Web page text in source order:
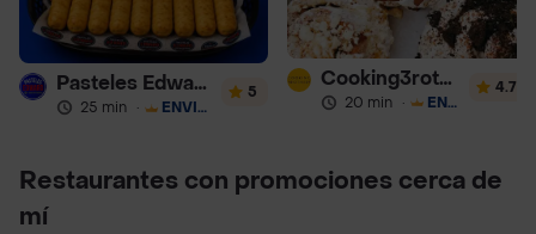
Pasteles Edward
25 min · ENVÍO GRATIS
5
Cooking3rothers
20 min · ENVÍO GRATIS
4.7
Restaurantes con promociones cerca de
mí